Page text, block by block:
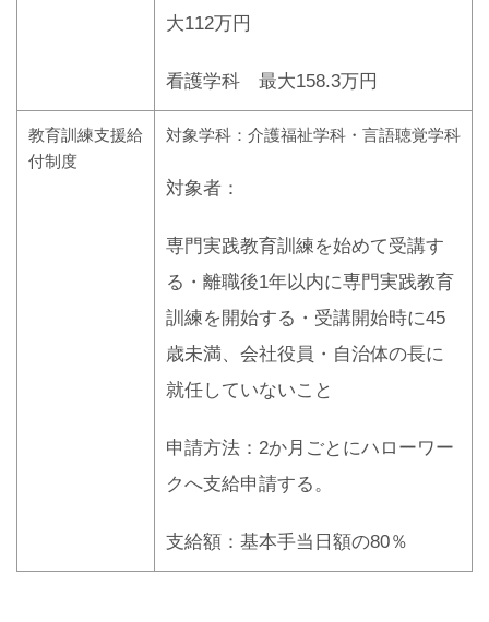
大112万円
看護学科 最大158.3万円
教育訓練支援給
付制度
対象学科：介護福祉学科・言語聴覚学科
対象者：
専門実践教育訓練を始めて受講す
る・離職後1年以内に専門実践教育
訓練を開始する・受講開始時に45
歳未満、会社役員・自治体の長に
就任していないこと
申請方法：2か月ごとにハローワー
クへ支給申請する。
支給額：基本手当日額の80％